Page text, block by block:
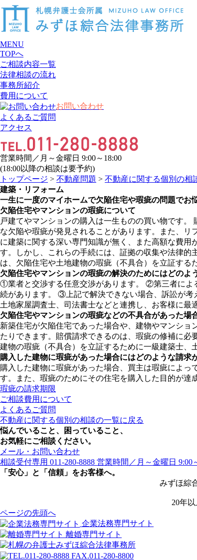
MENU
TOPへ
ご相談内容一覧
法律相談の流れ
事務所紹介
費用について
お問い合わせ
よくあるご質問
アクセス
営業時間／月～金曜日 9:00～18:00
(18:00以降の相談は要予約)
トップページ > 不動産問題 > 不動産に関する個別の相
建築・リフォーム
一生に一度のマイホームで欠陥住宅や瑕疵の問題でお
欠陥住宅やマンションの瑕疵について
戸建てやマンションの購入は一生ものの買い物です
な欠陥や瑕疵が発見されることがあります。また、
に建築に関する深い専門知識が無く、また高額な費
す。しかし、これらの手続には、証拠の収集や法律的
は、欠陥住宅や土地建物の瑕疵（不具合）を立証する
欠陥住宅やマンションの瑕疵の解決のためにはどのよ
①業者と交渉する任意交渉があります。 ②第三者によ
続があります。 ③上記で解決できない場合、訴訟が考
土地家屋調査士、司法書士などと連携し、お客様に最
欠陥住宅やマンションの瑕疵などの不具合があった場
新築住宅が欠陥住宅であった場合や、建物やマンシ
たりできます。賠償請求できるのは、瑕疵の修補に
建物の瑕疵（不具合）を立証するために一級建築士、
購入した建物に瑕疵があった場合にはどのような請求
購入した建物に瑕疵があった場合、買主は瑕疵によ
す。また、瑕疵のためにその住宅を購入した目的が達
瑕疵の請求期限
ご相談費用について
よくあるご質問
不動産に関する個別の相談の一覧に戻る
悩んでいること、困っていること、
お気軽にご相談ください。
メール・お問い合わせ
相談受付専用 011-280-8888 営業時間／月～金曜日 9:00
「安心」と「信頼」をお客様へ。
みずほ綜
20年
ページの先頭へ
企業法務専門サイト
離婚専門サイト